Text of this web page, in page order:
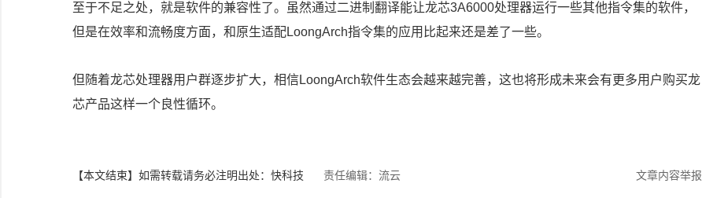
至于不足之处，就是软件的兼容性了。虽然通过二进制翻译能让龙芯3A6000处理器运行一些其他指令集的软件，
但是在效率和流畅度方面，和原生适配LoongArch指令集的应用比起来还是差了一些。
但随着龙芯处理器用户群逐步扩大，相信LoongArch软件生态会越来越完善，这也将形成未来会有更多用户购买龙
芯产品这样一个良性循环。
【本文结束】如需转载请务必注明出处：快科技 责任编辑：流云 文章内容举报